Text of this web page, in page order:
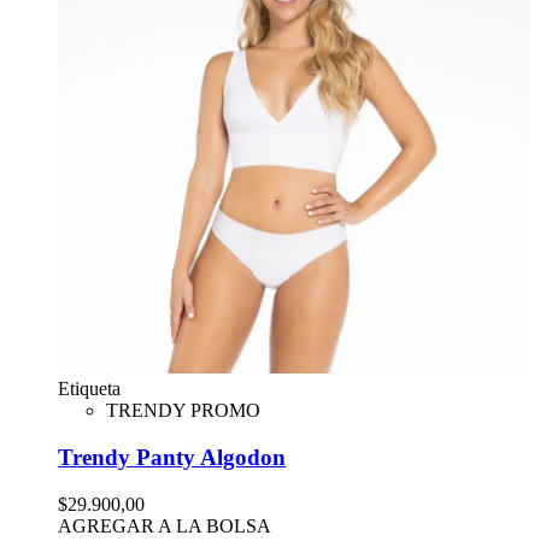
Etiqueta
TRENDY PROMO
Trendy Panty Algodon
$29.900,00
AGREGAR A LA BOLSA